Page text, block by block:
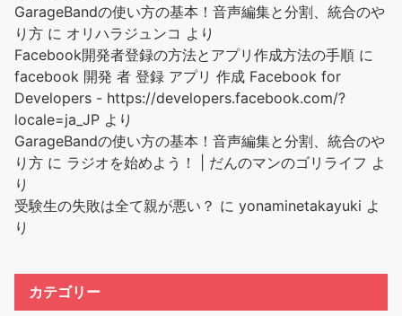
GarageBandの使い方の基本！音声編集と分割、統合のや
り方 に オリハラジュンコ より
Facebook開発者登録の方法とアプリ作成方法の手順 に
facebook 開発 者 登録 アプリ 作成 Facebook for
Developers - https://developers.facebook.com/?
locale=ja_JP より
GarageBandの使い方の基本！音声編集と分割、統合のや
り方 に ラジオを始めよう！ | だんのマンのゴリライフ よ
り
受験生の失敗は全て親が悪い？ に yonaminetakayuki よ
り
カテゴリー